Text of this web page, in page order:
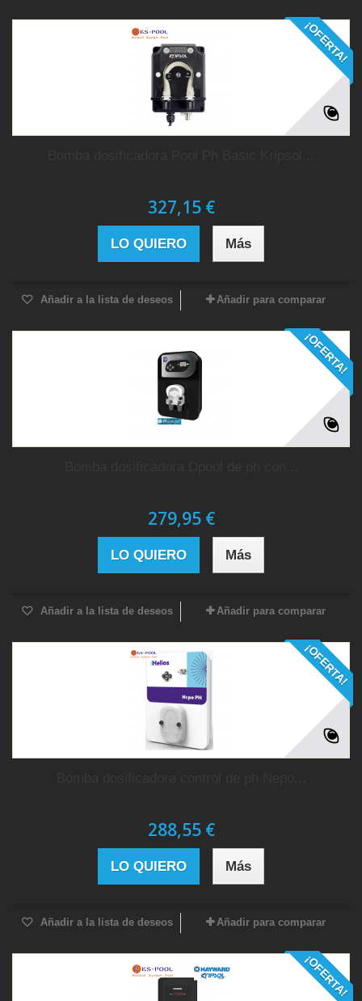
¡OFERTA!
327,15 €
LO QUIERO Más
Añadir a la lista de deseos Añadir para comparar
¡OFERTA!
279,95 €
LO QUIERO Más
Añadir a la lista de deseos Añadir para comparar
¡OFERTA!
288,55 €
LO QUIERO Más
Añadir a la lista de deseos Añadir para comparar
¡OFERTA!